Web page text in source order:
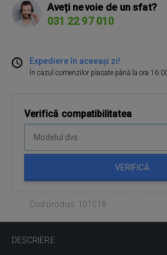
Aveți nevoie de un sfat?
031 22 97 010
Expediere în aceeași zi!
În cazul comenzilor plasate până la ora
Verifică compatibilitatea
VERIFICĂ
Cod produs: 101018
DESCRIERE